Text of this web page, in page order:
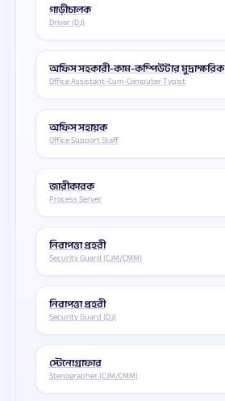
গাড়ীচালক
Driver (DJ)
অফিস সহকারী-কাম-কম্পিউটার মুদ্রাক্ষরিক
Office Assistant-Cum-Computer Typist
অফিস সহায়ক
Office Support Staff
জারীকারক
Process Server
নিরাপত্তা প্রহরী
Security Guard (CJM/CMM)
নিরাপত্তা প্রহরী
Security Guard (DJ)
স্টেনোগ্রাফার
Stenographer (CJM/CMM)